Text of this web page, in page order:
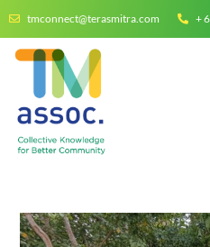
tmconnect@terasmitra.com +